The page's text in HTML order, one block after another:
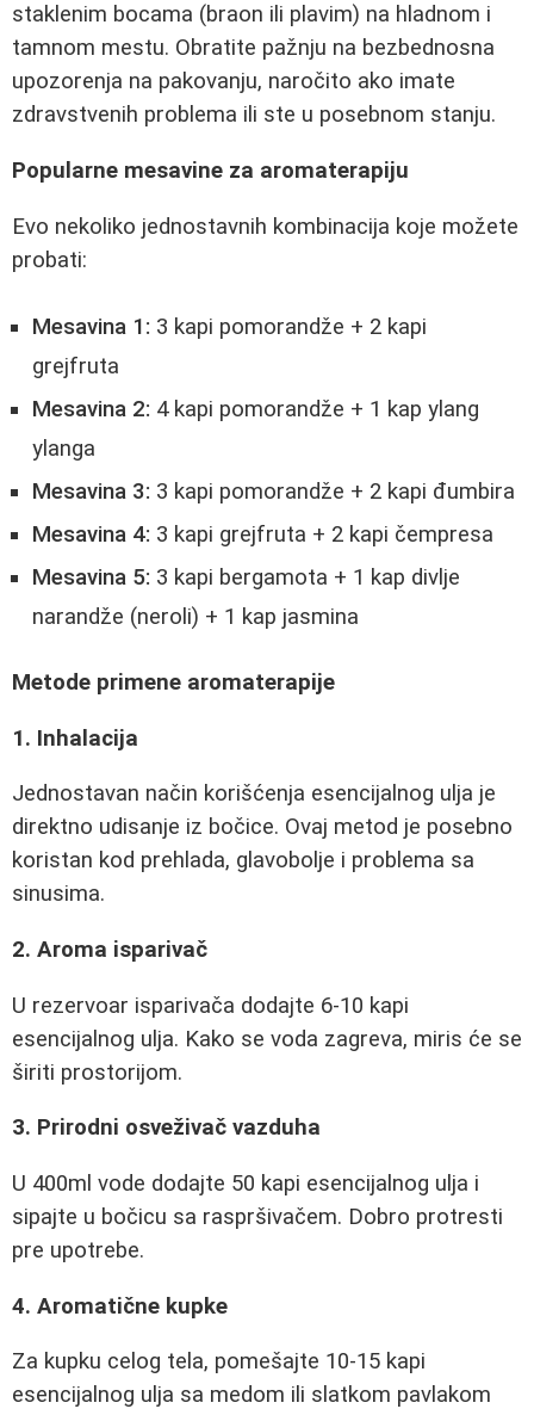
staklenim bocama (braon ili plavim) na hladnom i
tamnom mestu. Obratite pažnju na bezbednosna
upozorenja na pakovanju, naročito ako imate
zdravstvenih problema ili ste u posebnom stanju.
Popularne mesavine za aromaterapiju
Evo nekoliko jednostavnih kombinacija koje možete
probati:
Mesavina 1: 3 kapi pomorandže + 2 kapi
grejfruta
Mesavina 2: 4 kapi pomorandže + 1 kap ylang
ylanga
Mesavina 3: 3 kapi pomorandže + 2 kapi đumbira
Mesavina 4: 3 kapi grejfruta + 2 kapi čempresa
Mesavina 5: 3 kapi bergamota + 1 kap divlje
narandže (neroli) + 1 kap jasmina
Metode primene aromaterapije
1. Inhalacija
Jednostavan način korišćenja esencijalnog ulja je
direktno udisanje iz bočice. Ovaj metod je posebno
koristan kod prehlada, glavobolje i problema sa
sinusima.
2. Aroma isparivač
U rezervoar isparivača dodajte 6-10 kapi
esencijalnog ulja. Kako se voda zagreva, miris će se
širiti prostorijom.
3. Prirodni osveživač vazduha
U 400ml vode dodajte 50 kapi esencijalnog ulja i
sipajte u bočicu sa raspršivačem. Dobro protresti
pre upotrebe.
4. Aromatične kupke
Za kupku celog tela, pomešajte 10-15 kapi
esencijalnog ulja sa medom ili slatkom pavlakom